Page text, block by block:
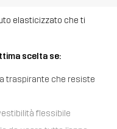
elasticizzato che ti
scelta se:
traspirante che resiste
flessibile